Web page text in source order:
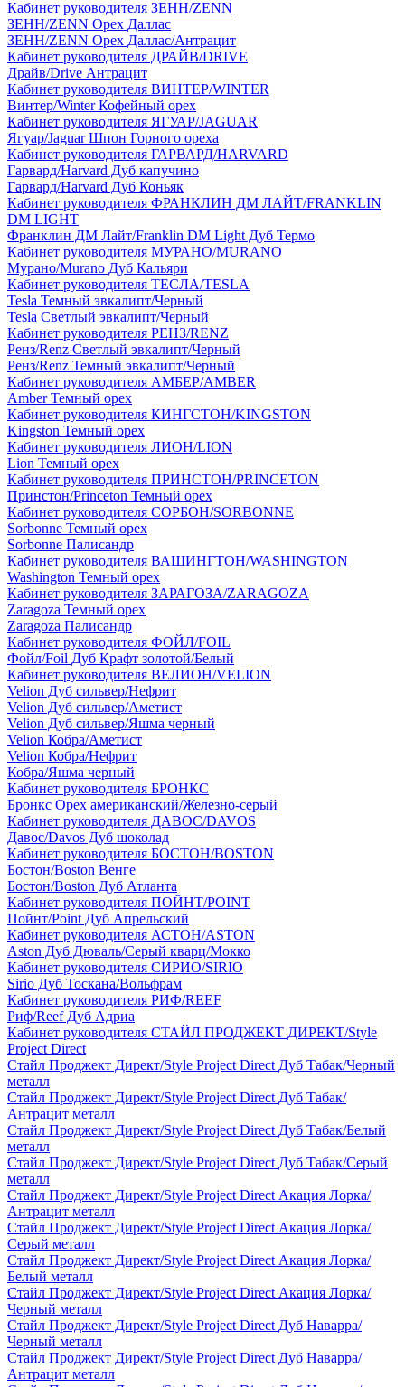
Кабинет руководителя ЗЕНН/ZENN
ЗЕНН/ZENN Орех Даллас
ЗЕНН/ZENN Орех Даллас/Антрацит
Кабинет руководителя ДРАЙВ/DRIVE
Драйв/Drive Антрацит
Кабинет руководителя ВИНТЕР/WINTER
Винтер/Winter Кофейный орех
Кабинет руководителя ЯГУАР/JAGUAR
Ягуар/Jaguar Шпон Горного ореха
Кабинет руководителя ГАРВАРД/HARVARD
Гарвард/Harvard Дуб капучино
Гарвард/Harvard Дуб Коньяк
Кабинет руководителя ФРАНКЛИН ДМ ЛАЙТ/FRANKLIN
DM LIGHT
Франклин ДМ Лайт/Franklin DM Light Дуб Термо
Кабинет руководителя МУРАНО/MURANO
Мурано/Murano Дуб Кальяри
Кабинет руководителя ТЕСЛА/TESLA
Tesla Темный эвкалипт/Черный
Tesla Светлый эвкалипт/Черный
Кабинет руководителя РЕНЗ/RENZ
Ренз/Renz Светлый эвкалипт/Черный
Ренз/Renz Темный эвкалипт/Черный
Кабинет руководителя АМБЕР/AMBER
Amber Темный орех
Кабинет руководителя КИНГСТОН/KINGSTON
Kingston Темный орех
Кабинет руководителя ЛИОН/LION
Lion Темный орех
Кабинет руководителя ПРИНСТОН/PRINCETON
Принстон/Princeton Темный орех
Кабинет руководителя СОРБОН/SORBONNE
Sorbonne Темный орех
Sorbonne Палисандр
Кабинет руководителя ВАШИНГТОН/WASHINGTON
Washington Темный орех
Кабинет руководителя ЗАРАГОЗА/ZARAGOZA
Zaragoza Темный орех
Zaragoza Палисандр
Кабинет руководителя ФОЙЛ/FOIL
Фойл/Foil Дуб Крафт золотой/Белый
Кабинет руководителя ВЕЛИОН/VELION
Velion Дуб сильвер/Нефрит
Velion Дуб сильвер/Аметист
Velion Дуб сильвер/Яшма черный
Velion Кобра/Аметист
Velion Кобра/Нефрит
Кобра/Яшма черный
Кабинет руководителя БРОНКС
Бронкс Орех американский/Железно-серый
Кабинет руководителя ДАВОС/DAVOS
Давос/Davos Дуб шоколад
Кабинет руководителя БОСТОН/BOSTON
Бостон/Boston Венге
Бостон/Boston Дуб Атланта
Кабинет руководителя ПОЙНТ/POINT
Пойнт/Point Дуб Апрельский
Кабинет руководителя АСТОН/ASTON
Aston Дуб Дюваль/Серый кварц/Мокко
Кабинет руководителя СИРИО/SIRIO
Sirio Дуб Тоскана/Вольфрам
Кабинет руководителя РИФ/REEF
Риф/Reef Дуб Адриа
Кабинет руководителя СТАЙЛ ПРОДЖЕКТ ДИРЕКТ/Style
Project Direct
Стайл Проджект Директ/Style Project Direct Дуб Табак/Черный
металл
Стайл Проджект Директ/Style Project Direct Дуб Табак/
Антрацит металл
Стайл Проджект Директ/Style Project Direct Дуб Табак/Белый
металл
Стайл Проджект Директ/Style Project Direct Дуб Табак/Серый
металл
Стайл Проджект Директ/Style Project Direct Акация Лорка/
Антрацит металл
Стайл Проджект Директ/Style Project Direct Акация Лорка/
Серый металл
Стайл Проджект Директ/Style Project Direct Акация Лорка/
Белый металл
Стайл Проджект Директ/Style Project Direct Акация Лорка/
Черный металл
Стайл Проджект Директ/Style Project Direct Дуб Наварра/
Черный металл
Стайл Проджект Директ/Style Project Direct Дуб Наварра/
Антрацит металл